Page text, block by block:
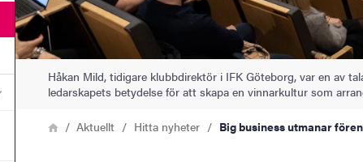
Undermeny för Pressrum
Håkan Mild, tidigare klubbdirektör i IFK Göteborg, var en av
ledarskapets betydelse för att skapa en vinnarkultur som
LänkstigHemAktuellt Hitta nyheter Big business utmanar